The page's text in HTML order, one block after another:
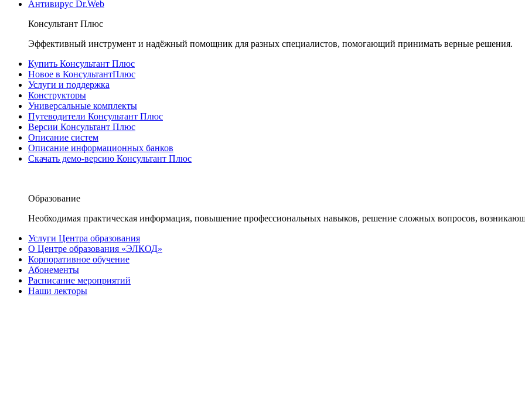
Антивирус Dr.Web
Консультант Плюс
Эффективный инструмент и надёжный помощник для разных специалистов, помогающий принимать верные решения.
Купить Консультант Плюс
Новое в КонсультантПлюс
Услуги и поддержка
Конструкторы
Универсальные комплекты
Путеводители Консультант Плюс
Версии Консультант Плюс
Описание систем
Описание информационных банков
Скачать демо-версию Консультант Плюс
Образование
Необходимая практическая информация, повышение профессиональных навыков, решение сложных вопросов,
Услуги Центра образования
О Центре образования «ЭЛКОД»
Корпоративное обучение
Абонементы
Расписание мероприятий
Наши лекторы